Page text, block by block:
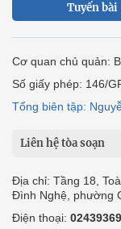
Tuyến bài
Cơ quan chủ quản:
Số giấy phép: 146/
Tổng biên tập:
Liên hệ tòa soạn
Địa chỉ: Tầng 18,
Đình Nghệ, phường
Điện thoại: